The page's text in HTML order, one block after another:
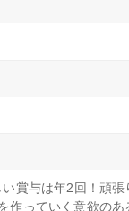
賞与は年2回！頑張
作っていく意欲のあ